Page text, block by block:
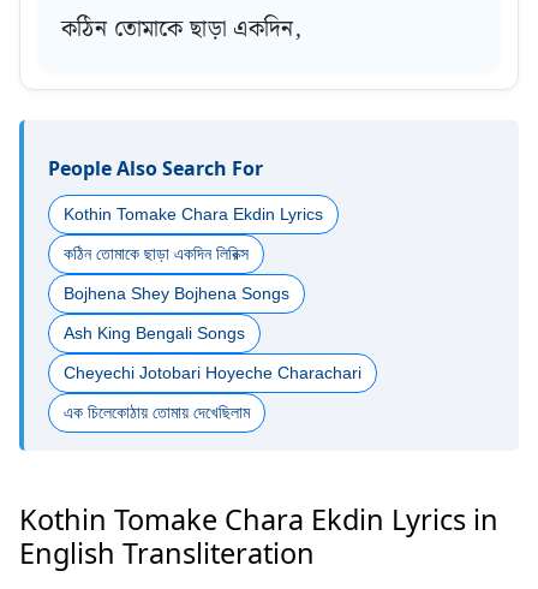
কঠিন তোমাকে ছাড়া একদিন,
People Also Search For
Kothin Tomake Chara Ekdin Lyrics
কঠিন তোমাকে ছাড়া একদিন লিরিক্স
Bojhena Shey Bojhena Songs
Ash King Bengali Songs
Cheyechi Jotobari Hoyeche Charachari
এক চিলেকোঠায় তোমায় দেখেছিলাম
Kothin Tomake Chara Ekdin Lyrics in
English Transliteration